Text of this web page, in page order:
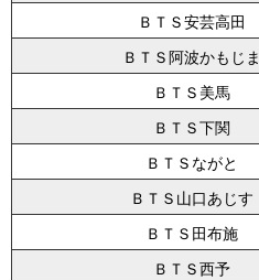
ＢＴＳ安芸高田
ＢＴＳ阿波かもじま
ＢＴＳ美馬
ＢＴＳ下関
ＢＴＳながと
ＢＴＳ山口あじす
ＢＴＳ田布施
ＢＴＳ西予